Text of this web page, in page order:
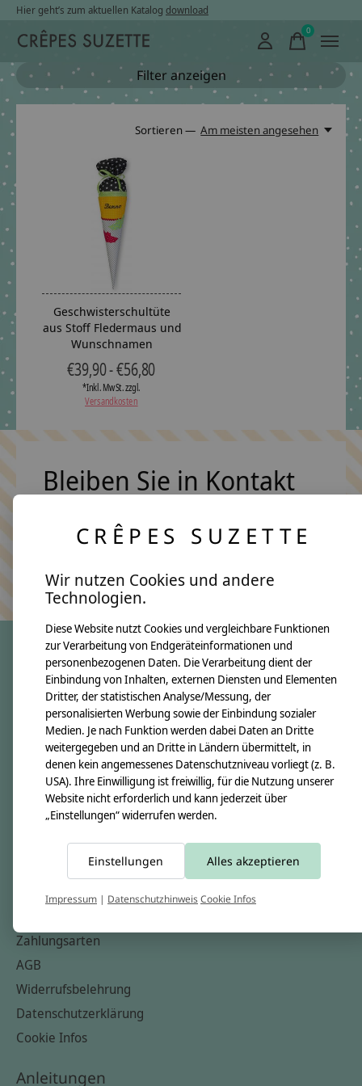
Hier geht’s zum aktuellen Katalog download
0items
Filter anzeigen
Sortieren — Am meisten angesehen
Geschwisterschultüte
aus Stoff Fledermaus und
Wunschnamen
€39,90 - €56,80
*Inkl. MwSt. zzgl.
Versandkosten
Bleiben Sie in Kontakt
Keine Sorge, wir übertreiben es nicht
crêpes suzette
Über uns
Unsere Creppies
Nähkästchen
Unsere Stoffe
Impressum
Informationen
Kontakt
Zahlungsarten
AGB
Widerrufsbelehrung
Datenschutzerklärung
Cookie Infos
Anleitungen
CRÊPES SUZETTE
Wir nutzen Cookies und andere
Technologien.
Diese Website nutzt Cookies und vergleichbare Funktionen
zur Verarbeitung von Endgeräteinformationen und
personenbezogenen Daten. Die Verarbeitung dient der
Einbindung von Inhalten, externen Diensten und Elementen
Dritter, der statistischen Analyse/Messung, der
personalisierten Werbung sowie der Einbindung sozialer
Medien. Je nach Funktion werden dabei Daten an Dritte
weitergegeben und an Dritte in Ländern übermittelt, in
denen kein angemessenes Datenschutzniveau vorliegt (z. B.
USA). Ihre Einwilligung ist freiwillig, für die Nutzung unserer
Website nicht erforderlich und kann jederzeit über
„Einstellungen“ widerrufen werden.
Einstellungen Alles akzeptieren
Impressum | DatenschutzhinweisCookie Infos